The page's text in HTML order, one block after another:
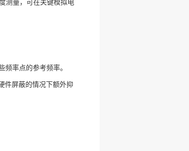
测量，可在关键模拟电
频率点的参考频率。
件屏蔽的情况下额外抑